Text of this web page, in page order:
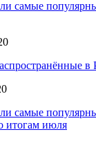
самые
самые
итогам июля